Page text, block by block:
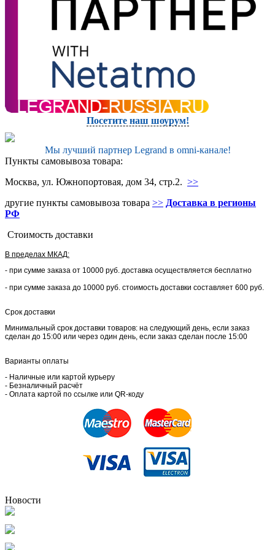
Посетите наш шоурум!
Мы лучший партнер Legrand в omni-канале!
Пункты самовывоза товара:
Москва, ул. Южнопортовая, дом 34, стр.2. >>
другие пункты самовывоза товара >> Доставка в регионы
РФ
Стоимость доставки
В пределах МКАД:
- при сумме заказа от 10000 руб. доставка осуществляется бесплатно
- при сумме заказа до 10000 руб. стоимость доставки составляет 600 руб.
Срок доставки
Минимальный срок доставки товаров: на следующий день, если заказ
сделан до 15:00 или через один день, если заказ сделан после 15:00
Варианты оплаты
- Наличные или картой курьеру
- Безналичный расчёт
- Оплата картой по ссылке или QR-коду
Новости